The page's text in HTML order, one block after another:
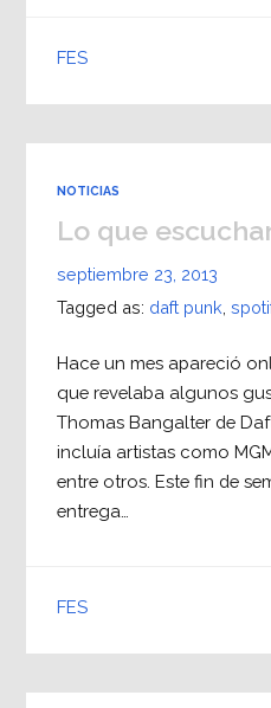
FES
NOTICIAS
Lo que
septiembre 23, 2013
Tagged as: daft punk
Hace un mes apareció
que revelaba algunos
Thomas Bangalter de
incluía artistas como
entre otros. Este fin de
entrega…
FES